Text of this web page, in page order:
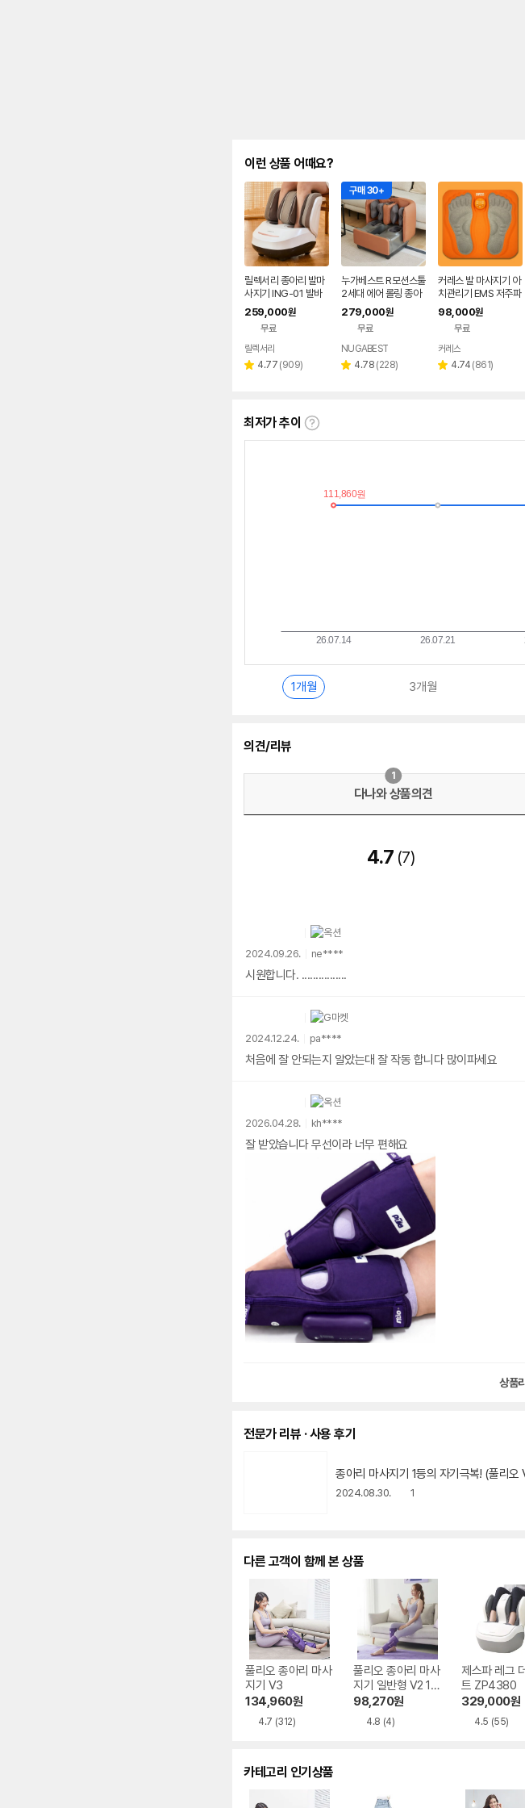
이런 상품 어때요?
릴렉서리 종아리 발마
사지기 ING-01 발바
닥 기계 다리마사지기
259,000원
무료
릴렉서리
별 4.77 리
(909)
구매 30+
누가베스트 R모션스툴
2세대 에어 롤링 종아
리 발 다리 종아리 마사
지기
279,000원
무료
NUGABEST
별 4.78 리
(228)
커레스 발 마사지기 아
치관리기 EMS 저주파
발 발바닥 발목 종아리
98,000원
무료
커레스
별 4.74 리
(861)
최저가 추이
최
1개월 3개월
의견/리뷰
다나와 상품의견
1
4.7 7
2024.09.26. ne****
시원합니다. ................
2024.12.24. pa****
처음에 잘 안되는지 알았는대 잘 작동 합니다 많이파세요
2026.04.28. kh****
잘 받았습니다 무선이라 너무 편해요
상품
전문가 리뷰 · 사용 후기
종아리 마사지기 1등의 자기극복! (풀리오
2024.08.30. 1
다른 고객이 함께 본 상품
풀리오 종아리 마사
지기 V3
134,960원
4.7 (312)
풀리오 종아리 마사
지기 일반형 V2 1세
트
98,270원
4.8 (4)
제스파 레그
트 ZP4380
329,000원
4.5 (55)
카테고리 인기상품